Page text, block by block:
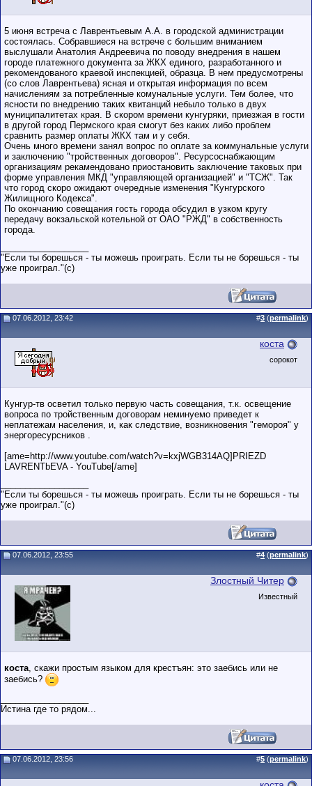
5 июня встреча с Лаврентьевым А.А. в городской администрации
состоялась. Собравшиеся на встрече с большим вниманием
выслушали Анатолия Андреевича по поводу внедрения в нашем
городе платежного документа за ЖКХ единого, разработанного и
рекомендованого краевой инспекцией, образца. В нем предусмотрены
(со слов Лаврентьева) ясная и открытая информация по всем
начислениям за потребленные комунальные услуги. Тем более, что
ясности по внедрению таких квитанций небыло только в двух
муниципалитетах края. В скором времени кунгуряки, приезжая в гости
в другой город Пермского края смогут без каких либо проблем
сравнить размер оплаты ЖКХ там и у себя.
Очень много времени занял вопрос по оплате за коммунальные услуги
и заключению "тройственных договоров". Ресурсоснабжающим
организациям рекамендовано приостановить заключение таковых при
форме управления МКД "управляющей организацией" и "ТСЖ". Так
что город скоро ожидают очередные изменения "Кунгурского
Жилищного Кодекса".
По окончанию совещания гость города обсудил в узком кругу
передачу вокзальской котельной от ОАО "РЖД" в собственность
города.
"Если ты борешься - ты можешь проиграть. Если ты не борешься - ты
уже проиграл."(c)
07.06.2012, 23:42 #3 (permalink)
коста
сорокот
Кунгур-тв осветил только первую часть совещания, т.к. освещение
вопроса по тройственным договорам неминуемо приведет к
неплатежам населения, и, как следствие, возникновения "гемороя" у
энергоресурсников .
[ame=http://www.youtube.com/watch?v=kxjWGB314AQ]PRIEZD
LAVRENTbEVA - YouTube[/ame]
"Если ты борешься - ты можешь проиграть. Если ты не борешься - ты
уже проиграл."(c)
07.06.2012, 23:55 #4 (permalink)
Злостный Читер
Известный
коста, скажи простым языком для крестъян: это заебись или не
заебись?
Истина где то рядом...
07.06.2012, 23:56 #5 (permalink)